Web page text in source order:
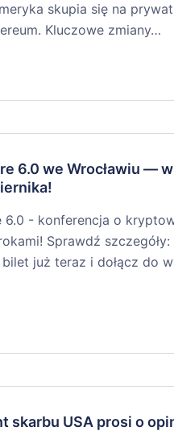
skupia się na
Kluczowe zmiany…
6.0 we Wrocławiu —
6.0 - konferencja o
Sprawdź
bilet już teraz i dołącz do
skarbu USA prosi o